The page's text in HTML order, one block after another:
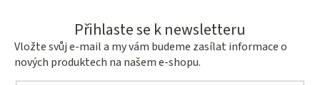
Přihlaste se k newsletteru
Vložte svůj e-mail a my vám budeme zasílat informace o
nových produktech na našem e-shopu.